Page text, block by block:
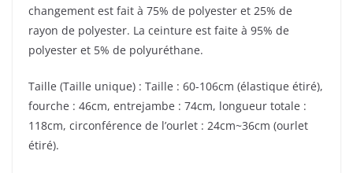
changement est fait à 75% de polyester et 25% de
rayon de polyester. La ceinture est faite à 95% de
polyester et 5% de polyuréthane.
Taille (Taille unique) : Taille : 60-106cm (élastique étiré),
fourche : 46cm, entrejambe : 74cm, longueur totale :
118cm, circonférence de l’ourlet : 24cm~36cm (ourlet
étiré).